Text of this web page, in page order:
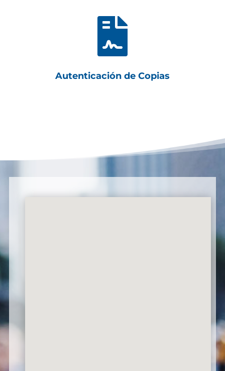

Autenticación de Copias